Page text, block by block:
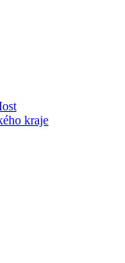
kraje